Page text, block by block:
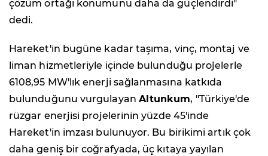
çözüm ortağı konumunu daha da güçlendirdi"
dedi.
Hareket'in bugüne kadar taşıma, vinç, montaj ve
liman hizmetleriyle içinde bulunduğu projelerle
6108,95 MW'lık enerji sağlanmasına katkıda
bulunduğunu vurgulayan Altunkum, "Türkiye'de
rüzgar enerjisi projelerinin yüzde 45'inde
Hareket'in imzası bulunuyor. Bu birikimi artık çok
daha geniş bir coğrafyada, üç kıtaya yayılan